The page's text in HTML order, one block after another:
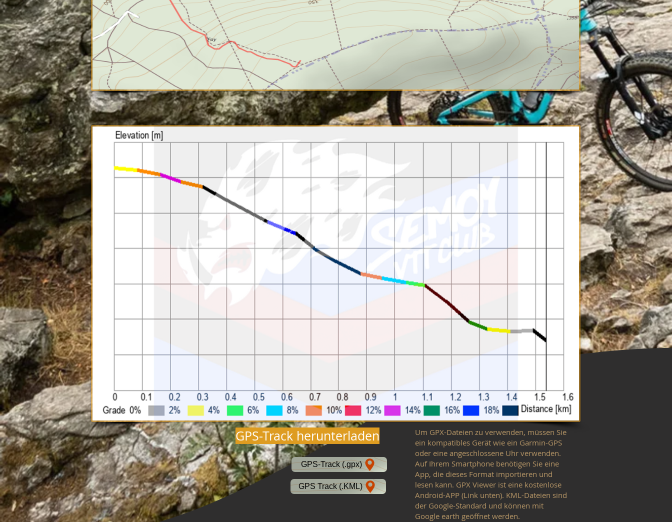
GPS-Track herunterladen
GPS-Track (.gpx)
GPS Track (.KML)
Um GPX-Dateien zu verwenden, müssen Sie
ein kompatibles Gerät wie ein Garmin-GPS
oder eine angeschlossene Uhr verwenden.
Auf Ihrem Smartphone benötigen Sie eine
App, die dieses Format importieren und
lesen kann. GPX Viewer ist eine kostenlose
Android-APP (Link unten). KML-Dateien sind
der Google-Standard und können mit
Google earth geöffnet werden.